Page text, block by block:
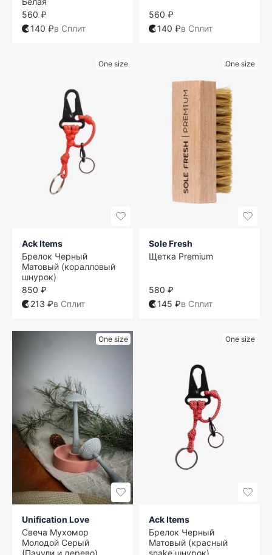
560 ₽
140 ₽в Сплит
560 ₽
140 ₽в Сплит
One size
Ack Items
Брелок Черный
Матовый (коралловый
шнурок)
850 ₽
213 ₽в Сплит
One size
Sole Fresh
Щетка Premium
580 ₽
145 ₽в Сплит
One size
Unification Love
Свеча Мухомор
Молодой Серый
(Пачули и дерево)
One size
Ack Items
Брелок Черный
Матовый (красный
snake шнурок)